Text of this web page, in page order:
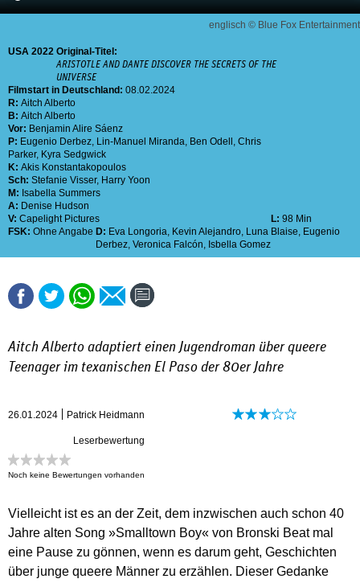
englisch © Blue Fox Entertainment
USA 2022 Original-Titel:
ARISTOTLE AND DANTE DISCOVER THE SECRETS OF THE
UNIVERSE
Filmstart in Deutschland: 08.02.2024
R: Aitch Alberto
B: Aitch Alberto
Vor: Benjamin Alire Sáenz
P: Eugenio Derbez, Lin-Manuel Miranda, Ben Odell , Chris
Parker, Kyra Sedgwick
K: Akis Konstantakopoulos
Sch: Stefanie Visser, Harry Yoon
M: Isabella Summers
A: Denise Hudson
V: Capelight Pictures L: 98 Min
FSK: Ohne Angabe D: Eva Longoria, Kevin Alejandro, Luna Blaise, Eugenio
Derbez, Veronica Falcón, Isbella Gomez
Aitch Alberto adaptiert einen Jugendroman über queere
Teenager im texanischen El Paso der 80er Jahre
26.01.2024 Patrick Heidmann
Leserbewertung
Noch keine Bewertungen vorhanden
Vielleicht ist es an der Zeit, dem inzwischen auch schon 40
Jahre alten Song »Smalltown Boy« von Bronski Beat mal
eine Pause zu gönnen, wenn es darum geht, Geschichten
über junge queere Männer zu erzählen. Dieser Gedanke